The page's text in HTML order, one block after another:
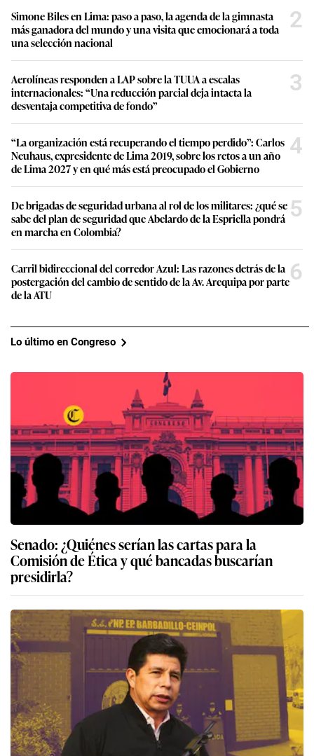
Simone Biles en Lima: paso a paso, la agenda de la gimnasta
más ganadora del mundo y una visita que emocionará a toda
una selección nacional
2
Aerolíneas responden a LAP sobre la TUUA a escalas
internacionales: “Una reducción parcial deja intacta la
desventaja competitiva de fondo”
3
“La organización está recuperando el tiempo perdido”: Carlos
Neuhaus, expresidente de Lima 2019, sobre los retos a un año
de Lima 2027 y en qué más está preocupado el Gobierno
4
De brigadas de seguridad urbana al rol de los militares: ¿qué se
sabe del plan de seguridad que Abelardo de la Espriella pondrá
en marcha en Colombia?
5
Carril bidireccional del corredor Azul: Las razones detrás de la
postergación del cambio de sentido de la Av. Arequipa por parte
de la ATU
6
Lo último en Congreso
Senado: ¿Quiénes serían las cartas para la
Comisión de Ética y qué bancadas buscarían
presidirla?